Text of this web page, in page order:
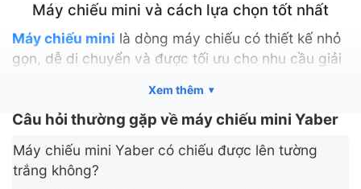
Máy chiếu mini và cách lựa chọn tốt nhất
Máy chiếu mini là dòng máy chiếu có thiết kế nhỏ
gọn, dễ di chuyển và được tối ưu cho nhu cầu giải
gian khác nhau. Các loạimáy chiếu mini thông
minhhiện đại được tích hợp hệ điều hành và các
sử dụng trực tiếp từ máy chiếu mà không cần thêm
nguồn phát bên ngoài. Thay vì chỉ sử dụng trong
Xem thêm
Câu hỏi thường gặp về máy chiếu mini Yaber
Máy chiếu mini Yaber có chiếu được lên tường
trắng không?